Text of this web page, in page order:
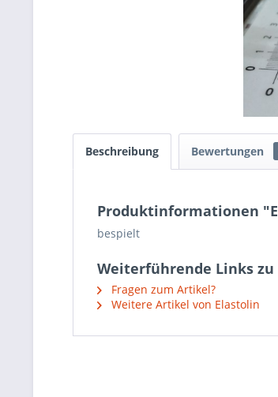
Beschreibung Bewertungen
Produktinformationen
bespielt
Weiterführende Links
Fragen zum Artikel?
Weitere Artikel von Elastolin